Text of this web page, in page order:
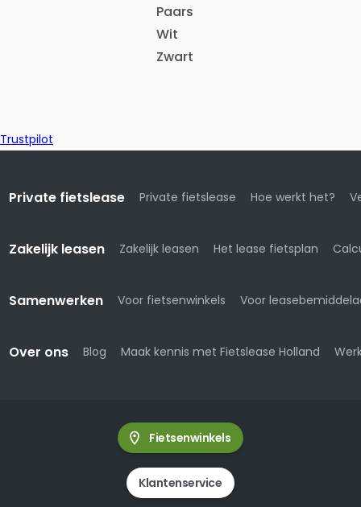
Paars
Wit
Zwart
Trustpilot
Private fietslease Private fietslease Hoe werkt het?
Zakelijk leasen Zakelijk leasen Het lease fietsplan
Samenwerken Voor fietsenwinkels Voor
Over ons Blog Maak kennis met Fietslease Holland
Fietsenwinkels
Klantenservice